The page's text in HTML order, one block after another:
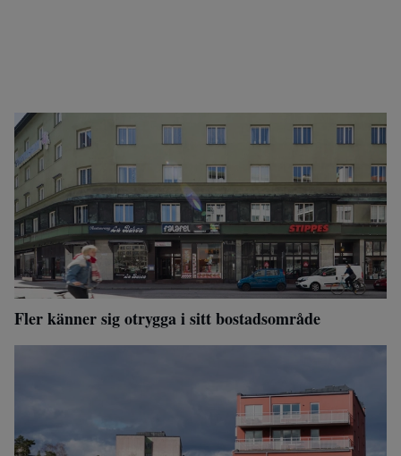
Fler känner sig otrygga i sitt bostadsområde